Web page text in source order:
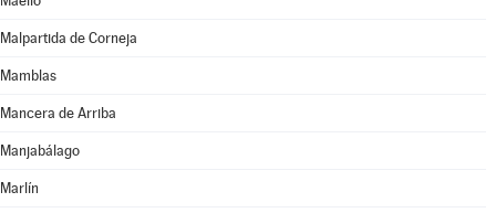
Malpartida de Corneja
Mamblas
Mancera de Arriba
Manjabálago
Marlín